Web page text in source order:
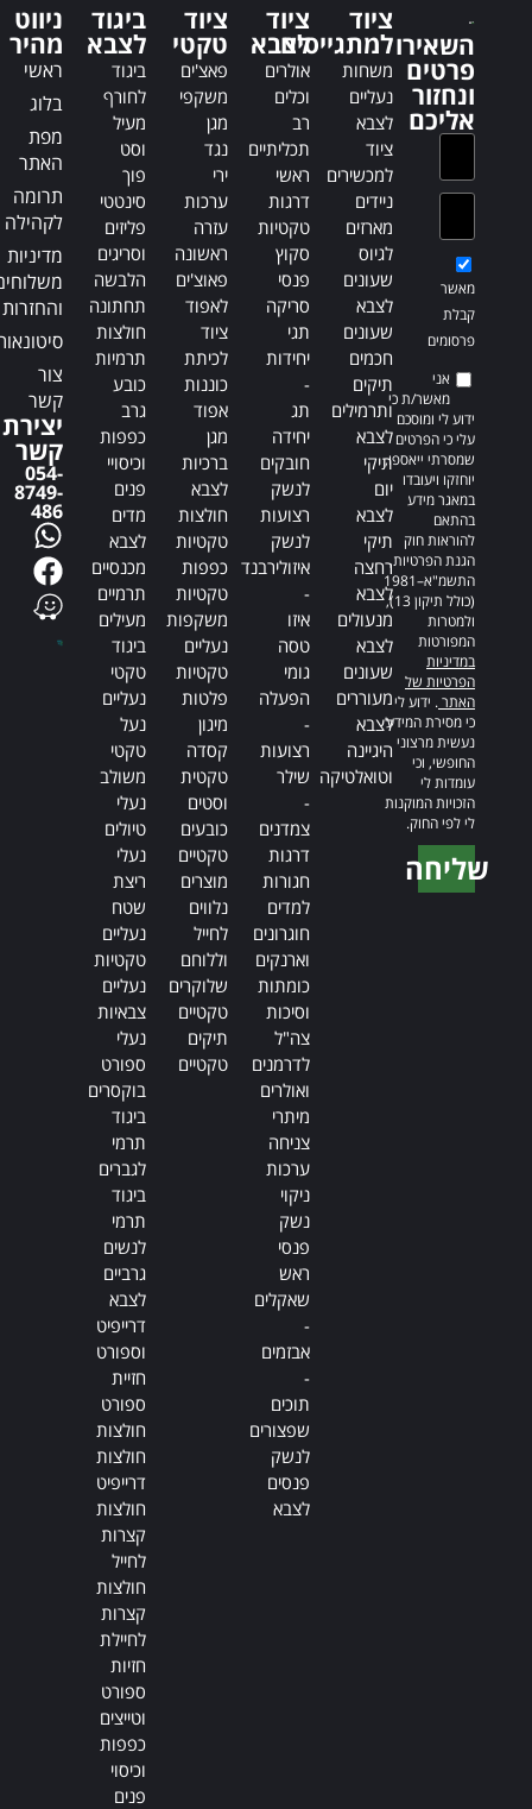
t
i
v
e
i
v
e
:
השאירו
פרטים
ונחזור
אליכם
מאשר
קבלת
פרסומים
אני
מאשר/ת כי
ידוע לי ומוסכם
עלי כי הפרטים
שמסרתי ייאספו,
יוחזקו ויעובדו
במאגר מידע
בהתאם
להוראות חוק
הגנת הפרטיות,
התשמ"א–1981
(כולל תיקון 13),
ולמטרות
המפורטות
במדיניות
הפרטיות של
האתר. ידוע לי
כי מסירת המידע
נעשית מרצוני
החופשי, וכי
עומדות לי
הזכויות המוקנות
לי לפי החוק.
שליחה
ציוד
למתגייסים
משחות
נעליים
לצבא
ציוד
למכשירים
ניידים
מארזים
לגיוס
שעונים
לצבא
שעונים
חכמים
תיקים
ותרמילים
לצבא
תיקי
יום
לצבא
תיקי
רחצה
לצבא
מנעולים
לצבא
שעונים
מעוררים
לצבא
היגיינה
וטואלטיקה
ציוד
לצבא
אולרים
וכלים
רב
תכליתיים
ראשי
דרגות
טקטיות
סקוץ
פנסי
סריקה
תגי
יחידות
-
תג
יחידה
חובקים
לנשק
רצועות
לנשק
איזולירבנד
-
איזו
טסה
גומי
הפעלה
-
רצועות
שילר
-
צמדנים
דרגות
חגורות
למדים
חוגרונים
וארנקים
כומתות
וסיכות
צה"ל
לדרמנים
ואולרים
מיתרי
צניחה
ערכות
ניקוי
נשק
פנסי
ראש
שאקלים
-
אבזמים
-
תוכים
שפצורים
לנשק
פנסים
לצבא
ציוד
טקטי
פאצ'ים
משקפי
מגן
נגד
ירי
ערכות
עזרה
ראשונה
פאוצ'ים
לאפוד
ציוד
לכיתת
כוננות
אפוד
מגן
ברכיות
לצבא
חולצות
טקטיות
כפפות
טקטיות
משקפות
נעליים
טקטיות
פלטות
מיגון
קסדה
טקטית
וסטים
כובעים
טקטיים
מוצרים
נלווים
לחייל
וללוחם
שלוקרים
טקטיים
תיקים
טקטיים
ביגוד
לצבא
ביגוד
לחורף
מעיל
וסט
פוך
סינטטי
פליזים
וסריגים
הלבשה
תחתונה
חולצות
תרמיות
כובע
גרב
כפפות
וכיסויי
פנים
מדים
לצבא
מכנסיים
תרמיים
מעילים
ביגוד
טקטי
נעליים
נעל
טקטי
משולב
נעלי
טיולים
נעלי
ריצת
שטח
נעליים
טקטיות
נעליים
צבאיות
נעלי
ספורט
בוקסרים
ביגוד
תרמי
לגברים
ביגוד
תרמי
לנשים
גרביים
לצבא
דרייפיט
וספורט
חזיית
ספורט
חולצות
חולצות
דרייפיט
חולצות
קצרות
לחייל
חולצות
קצרות
לחיילת
חזיות
ספורט
וטייצים
כפפות
וכיסוי
פנים
ניווט
מהיר
ראשי
בלוג
מפת
האתר
תרומה
לקהילה
מדיניות
והחזרות
צור
קשר
יצירת
קשר
054-
8749-
486